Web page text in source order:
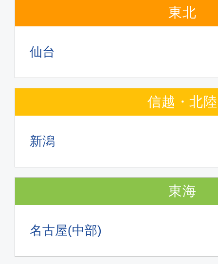
東北
仙台
信越・北陸
新潟
東海
名古屋(中部)